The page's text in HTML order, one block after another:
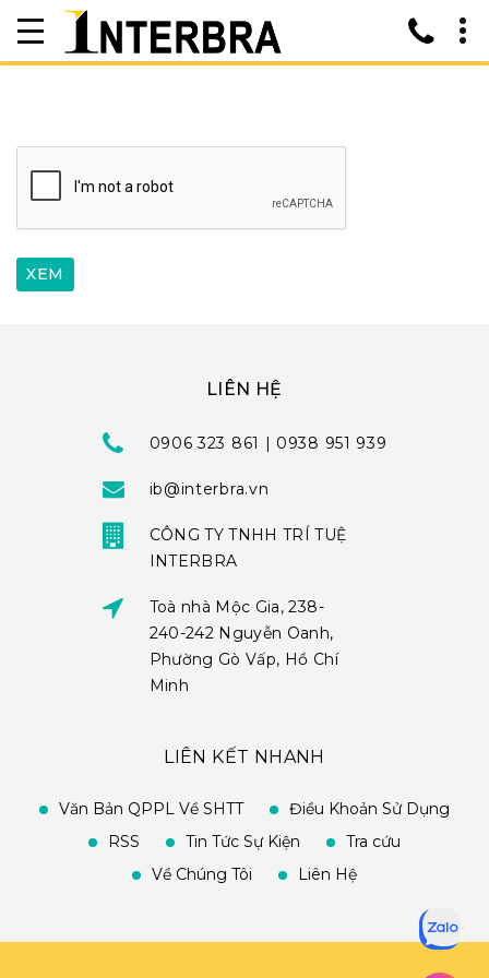
LIÊN HỆ
0906 323 861 | 0938 951 939
ib@interbra.vn
CÔNG TY TNHH TRÍ TUỆ
INTERBRA
Toà nhà Mộc Gia, 238-
240-242 Nguyễn Oanh,
Phường Gò Vấp, Hồ Chí
Minh
LIÊN KẾT NHANH
Văn Bản QPPL Về SHTT
Điều Khoản Sử Dụng
RSS
Tin Tức Sự Kiện
Tra cứu
Về Chúng Tôi
Liên Hệ